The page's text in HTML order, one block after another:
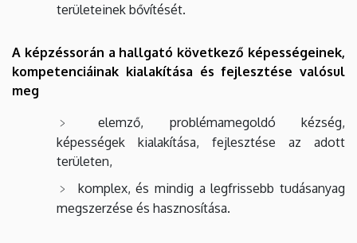
területeinek bővítését.
A képzéssorán a hallgató következő képességeinek,
kompetenciáinak kialakítása és fejlesztése valósul
meg
elemző, problémamegoldó kézség,
képességek kialakítása, fejlesztése az adott
területen,
komplex, és mindig a legfrissebb tudásanyag
megszerzése és hasznosítása.